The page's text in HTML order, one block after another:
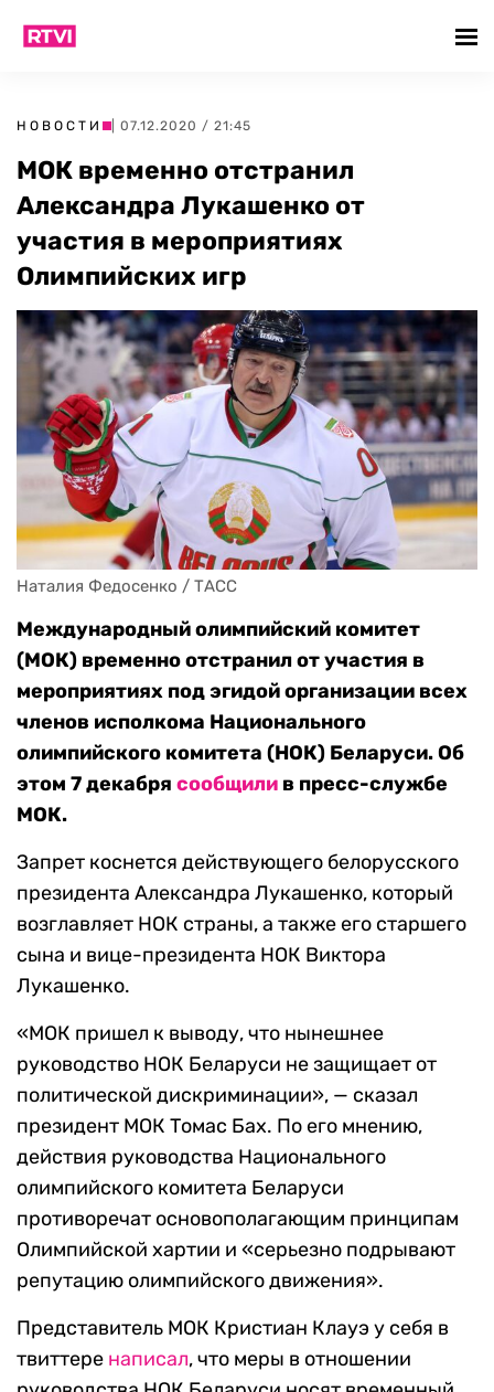
НОВОСТИ | 07.12.2020 / 21:45
МОК временно отстранил
Александра Лукашенко от
участия в мероприятиях
Олимпийских игр
Наталия Федосенко / ТАСС
Международный олимпийский комитет
(МОК) временно отстранил от участия в
мероприятиях под эгидой организации всех
членов исполкома Национального
олимпийского комитета (НОК) Беларуси. Об
этом 7 декабря сообщили в пресс-службе
МОК.
Запрет коснется действующего белорусского
президента Александра Лукашенко, который
возглавляет НОК страны, а также его старшего
сына и вице-президента НОК Виктора
Лукашенко.
«МОК пришел к выводу, что нынешнее
руководство НОК Беларуси не защищает от
политической дискриминации», — сказал
президент МОК Томас Бах. По его мнению,
действия руководства Национального
олимпийского комитета Беларуси
противоречат основополагающим принципам
Олимпийской хартии и «серьезно подрывают
репутацию олимпийского движения».
Представитель МОК Кристиан Клауэ у себя в
твиттере написал, что меры в отношении